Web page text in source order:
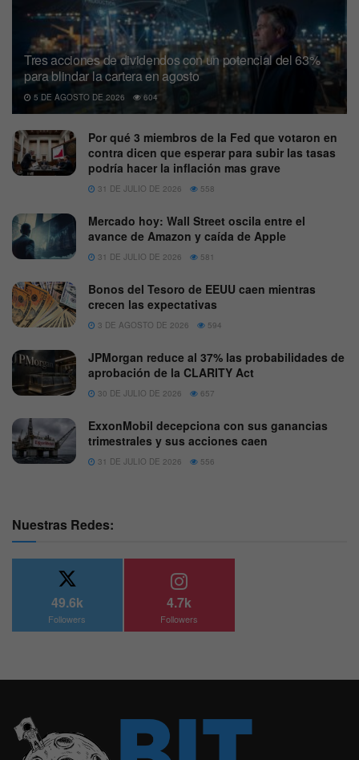
Tres acciones de dividendos con un potencial del 63%
para blindar la cartera en agosto
5 DE AGOSTO DE 2026 604
Por qué 3 miembros de la Fed que votaron en
contra dicen que esperar para subir las tasas
podría hacer la inflación mas grave
31 DE JULIO DE 2026 558
Mercado hoy: Wall Street oscila entre el
avance de Amazon y caída de Apple
31 DE JULIO DE 2026 581
Bonos del Tesoro de EEUU caen mientras
crecen las expectativas
3 DE AGOSTO DE 2026 594
JPMorgan reduce al 37% las probabilidades de
aprobación de la CLARITY Act
30 DE JULIO DE 2026 657
ExxonMobil decepciona con sus ganancias
trimestrales y sus acciones caen
31 DE JULIO DE 2026 556
Nuestras Redes:
49.6k
Followers
4.7k
Followers